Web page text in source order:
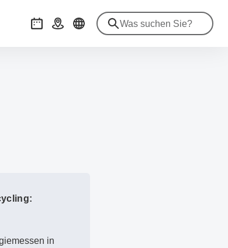
Veranstaltungen
Anreise
in